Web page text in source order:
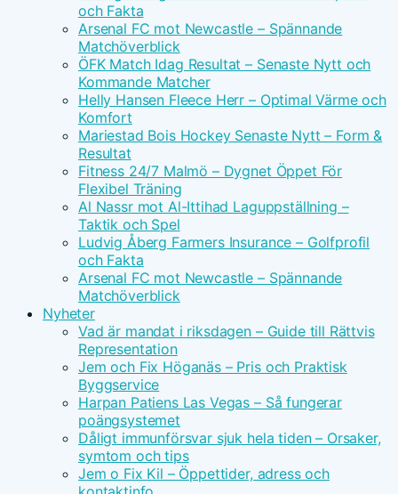
och Fakta
Arsenal FC mot Newcastle – Spännande
Matchöverblick
ÖFK Match Idag Resultat – Senaste Nytt och
Kommande Matcher
Helly Hansen Fleece Herr – Optimal Värme och
Komfort
Mariestad Bois Hockey Senaste Nytt – Form &
Resultat
Fitness 24/7 Malmö – Dygnet Öppet För
Flexibel Träning
Al Nassr mot Al-Ittihad Laguppställning –
Taktik och Spel
Ludvig Åberg Farmers Insurance – Golfprofil
och Fakta
Arsenal FC mot Newcastle – Spännande
Matchöverblick
Nyheter
Vad är mandat i riksdagen – Guide till Rättvis
Representation
Jem och Fix Höganäs – Pris och Praktisk
Byggservice
Harpan Patiens Las Vegas – Så fungerar
poängsystemet
Dåligt immunförsvar sjuk hela tiden – Orsaker,
symtom och tips
Jem o Fix Kil – Öppettider, adress och